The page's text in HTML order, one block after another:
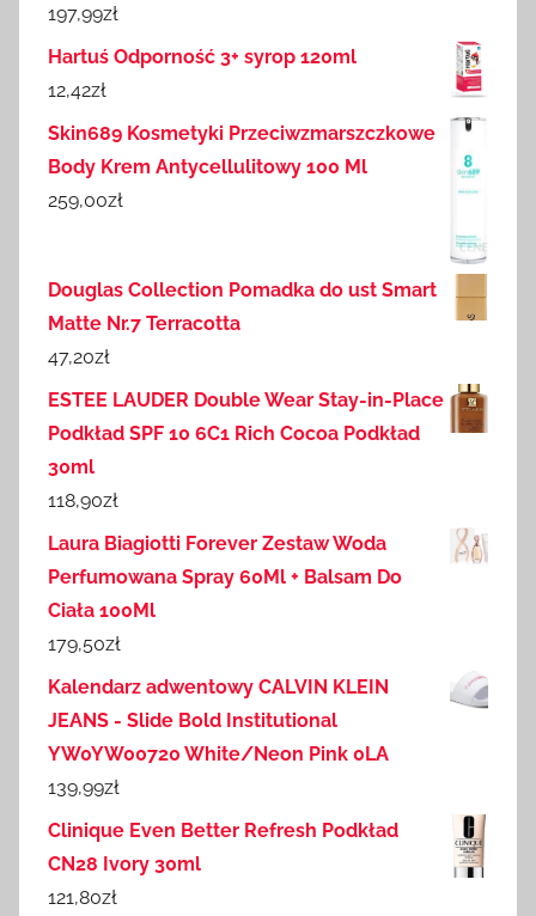
197,99zł
Hartuś Odporność 3+ syrop 120ml
12,42zł
Skin689 Kosmetyki Przeciwzmarszczkowe
Body Krem Antycellulitowy 100 Ml
259,00zł
Douglas Collection Pomadka do ust Smart
Matte Nr.7 Terracotta
47,20zł
ESTEE LAUDER Double Wear Stay-in-Place
Podkład SPF 10 6C1 Rich Cocoa Podkład
30ml
118,90zł
Laura Biagiotti Forever Zestaw Woda
Perfumowana Spray 60Ml + Balsam Do
Ciała 100Ml
179,50zł
Kalendarz adwentowy CALVIN KLEIN
JEANS - Slide Bold Institutional
YW0YW00720 White/Neon Pink 0LA
139,99zł
Clinique Even Better Refresh Podkład
CN28 Ivory 30ml
121,80zł